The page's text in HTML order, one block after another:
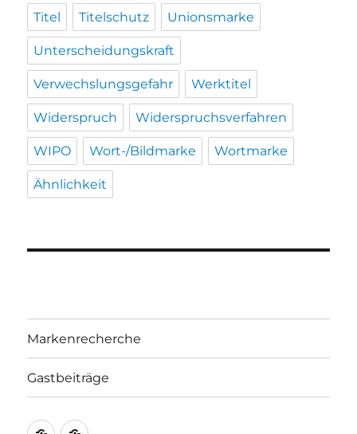
Titel Titelschutz Unionsmarke
Unterscheidungskraft
Verwechslungsgefahr Werktitel
Widerspruch Widerspruchsverfahren
WIPO Wort-/Bildmarke Wortmarke
Ähnlichkeit
Markenrecherche
Gastbeiträge